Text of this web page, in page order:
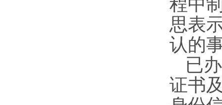
思表
认的
已
证书